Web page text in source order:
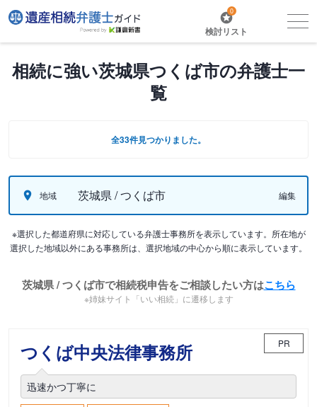
0
検討リスト
相続に強い茨城県つくば市の弁護士一
覧
全33件見つかりました。
地域 茨城県 / つくば市 編集
※選択した都道府県に対応している弁護士事務所を表示しています。所在地が
選択した地域以外にある事務所は、選択地域の中心から順に表示しています。
茨城県 / つくば市で相続税申告をご相談したい方はこちら
※姉妹サイト「いい相続」に遷移します
つくば中央法律事務所 PR
迅速かつ丁寧に